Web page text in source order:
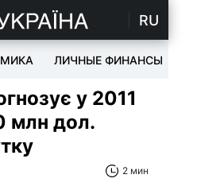
RU
ЛИЧНЫЕ ФИНАНСЫ
у 2011
млн дол.
2 мин